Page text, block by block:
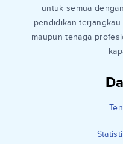
untuk semua
pendidikan terjangkau
maupun tenaga